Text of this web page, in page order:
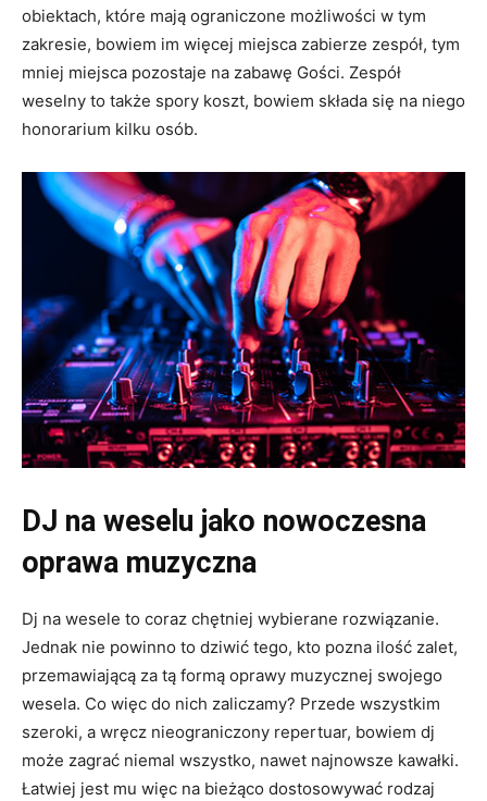
obiektach, które mają ograniczone możliwości w tym
zakresie, bowiem im więcej miejsca zabierze zespół, tym
mniej miejsca pozostaje na zabawę Gości. Zespół
weselny to także spory koszt, bowiem składa się na niego
honorarium kilku osób.
DJ na weselu jako nowoczesna
oprawa muzyczna
Dj na wesele to coraz chętniej wybierane rozwiązanie.
Jednak nie powinno to dziwić tego, kto pozna ilość zalet,
przemawiającą za tą formą oprawy muzycznej swojego
wesela. Co więc do nich zaliczamy? Przede wszystkim
szeroki, a wręcz nieograniczony repertuar, bowiem dj
może zagrać niemal wszystko, nawet najnowsze kawałki.
Łatwiej jest mu więc na bieżąco dostosowywać rodzaj